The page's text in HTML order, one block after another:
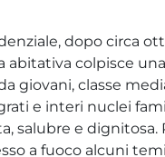
dopo circa
abitativa colpisce
giovani, classe
e interi nuclei
salubre e dignitosa.
a fuoco alcuni